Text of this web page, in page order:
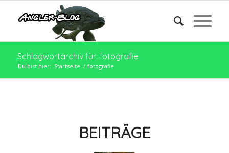
Schlagwortarchiv für: fotografie
Du bist hier: Startseite / fotografie
BEITRÄGE